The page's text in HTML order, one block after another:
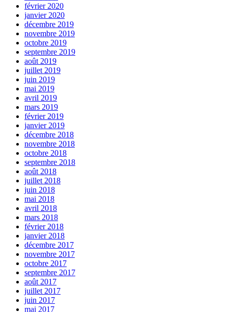
février 2020
janvier 2020
décembre 2019
novembre 2019
octobre 2019
septembre 2019
août 2019
juillet 2019
juin 2019
mai 2019
avril 2019
mars 2019
février 2019
janvier 2019
décembre 2018
novembre 2018
octobre 2018
septembre 2018
août 2018
juillet 2018
juin 2018
mai 2018
avril 2018
mars 2018
février 2018
janvier 2018
décembre 2017
novembre 2017
octobre 2017
septembre 2017
août 2017
juillet 2017
juin 2017
mai 2017